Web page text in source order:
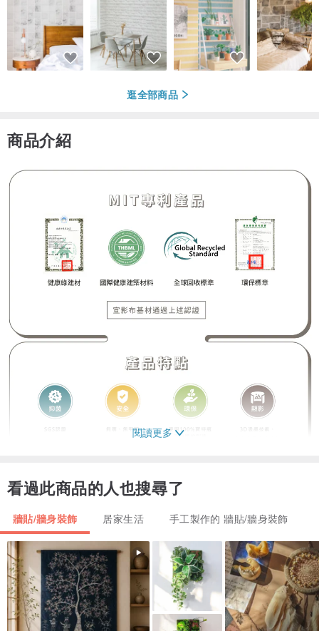
逛全部商品
商品介紹
閱讀更多
看過此商品的人也搜尋了
牆貼/牆身裝飾 居家生活 手工製作的 牆貼/牆身裝飾